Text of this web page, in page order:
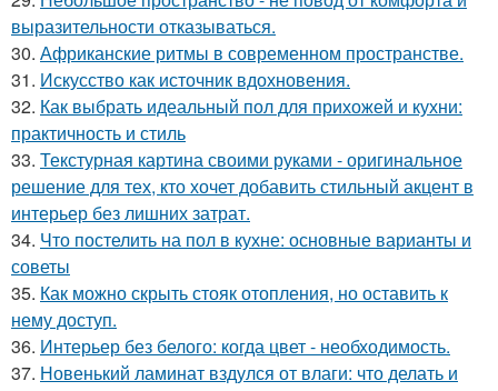
выразительности отказываться.
30. Африканские ритмы в современном пространстве.
31. Искусство как источник вдохновения.
32. Как выбрать идеальный пол для прихожей и кухни:
практичность и стиль
33. Текстурная картина своими руками - оригинальное
решение для тех, кто хочет добавить стильный акцент в
интерьер без лишних затрат.
34. Что постелить на пол в кухне: основные варианты и
советы
35. Как можно скрыть стояк отопления, но оставить к
нему доступ.
36. Интерьер без белого: когда цвет - необходимость.
37. Новенький ламинат вздулся от влаги: что делать и